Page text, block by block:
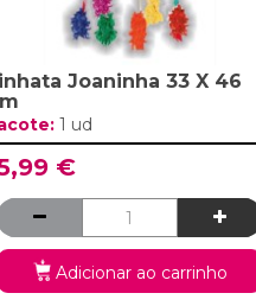
Joaninha 33 X 46
1 ud
€
Adicionar ao carrinho